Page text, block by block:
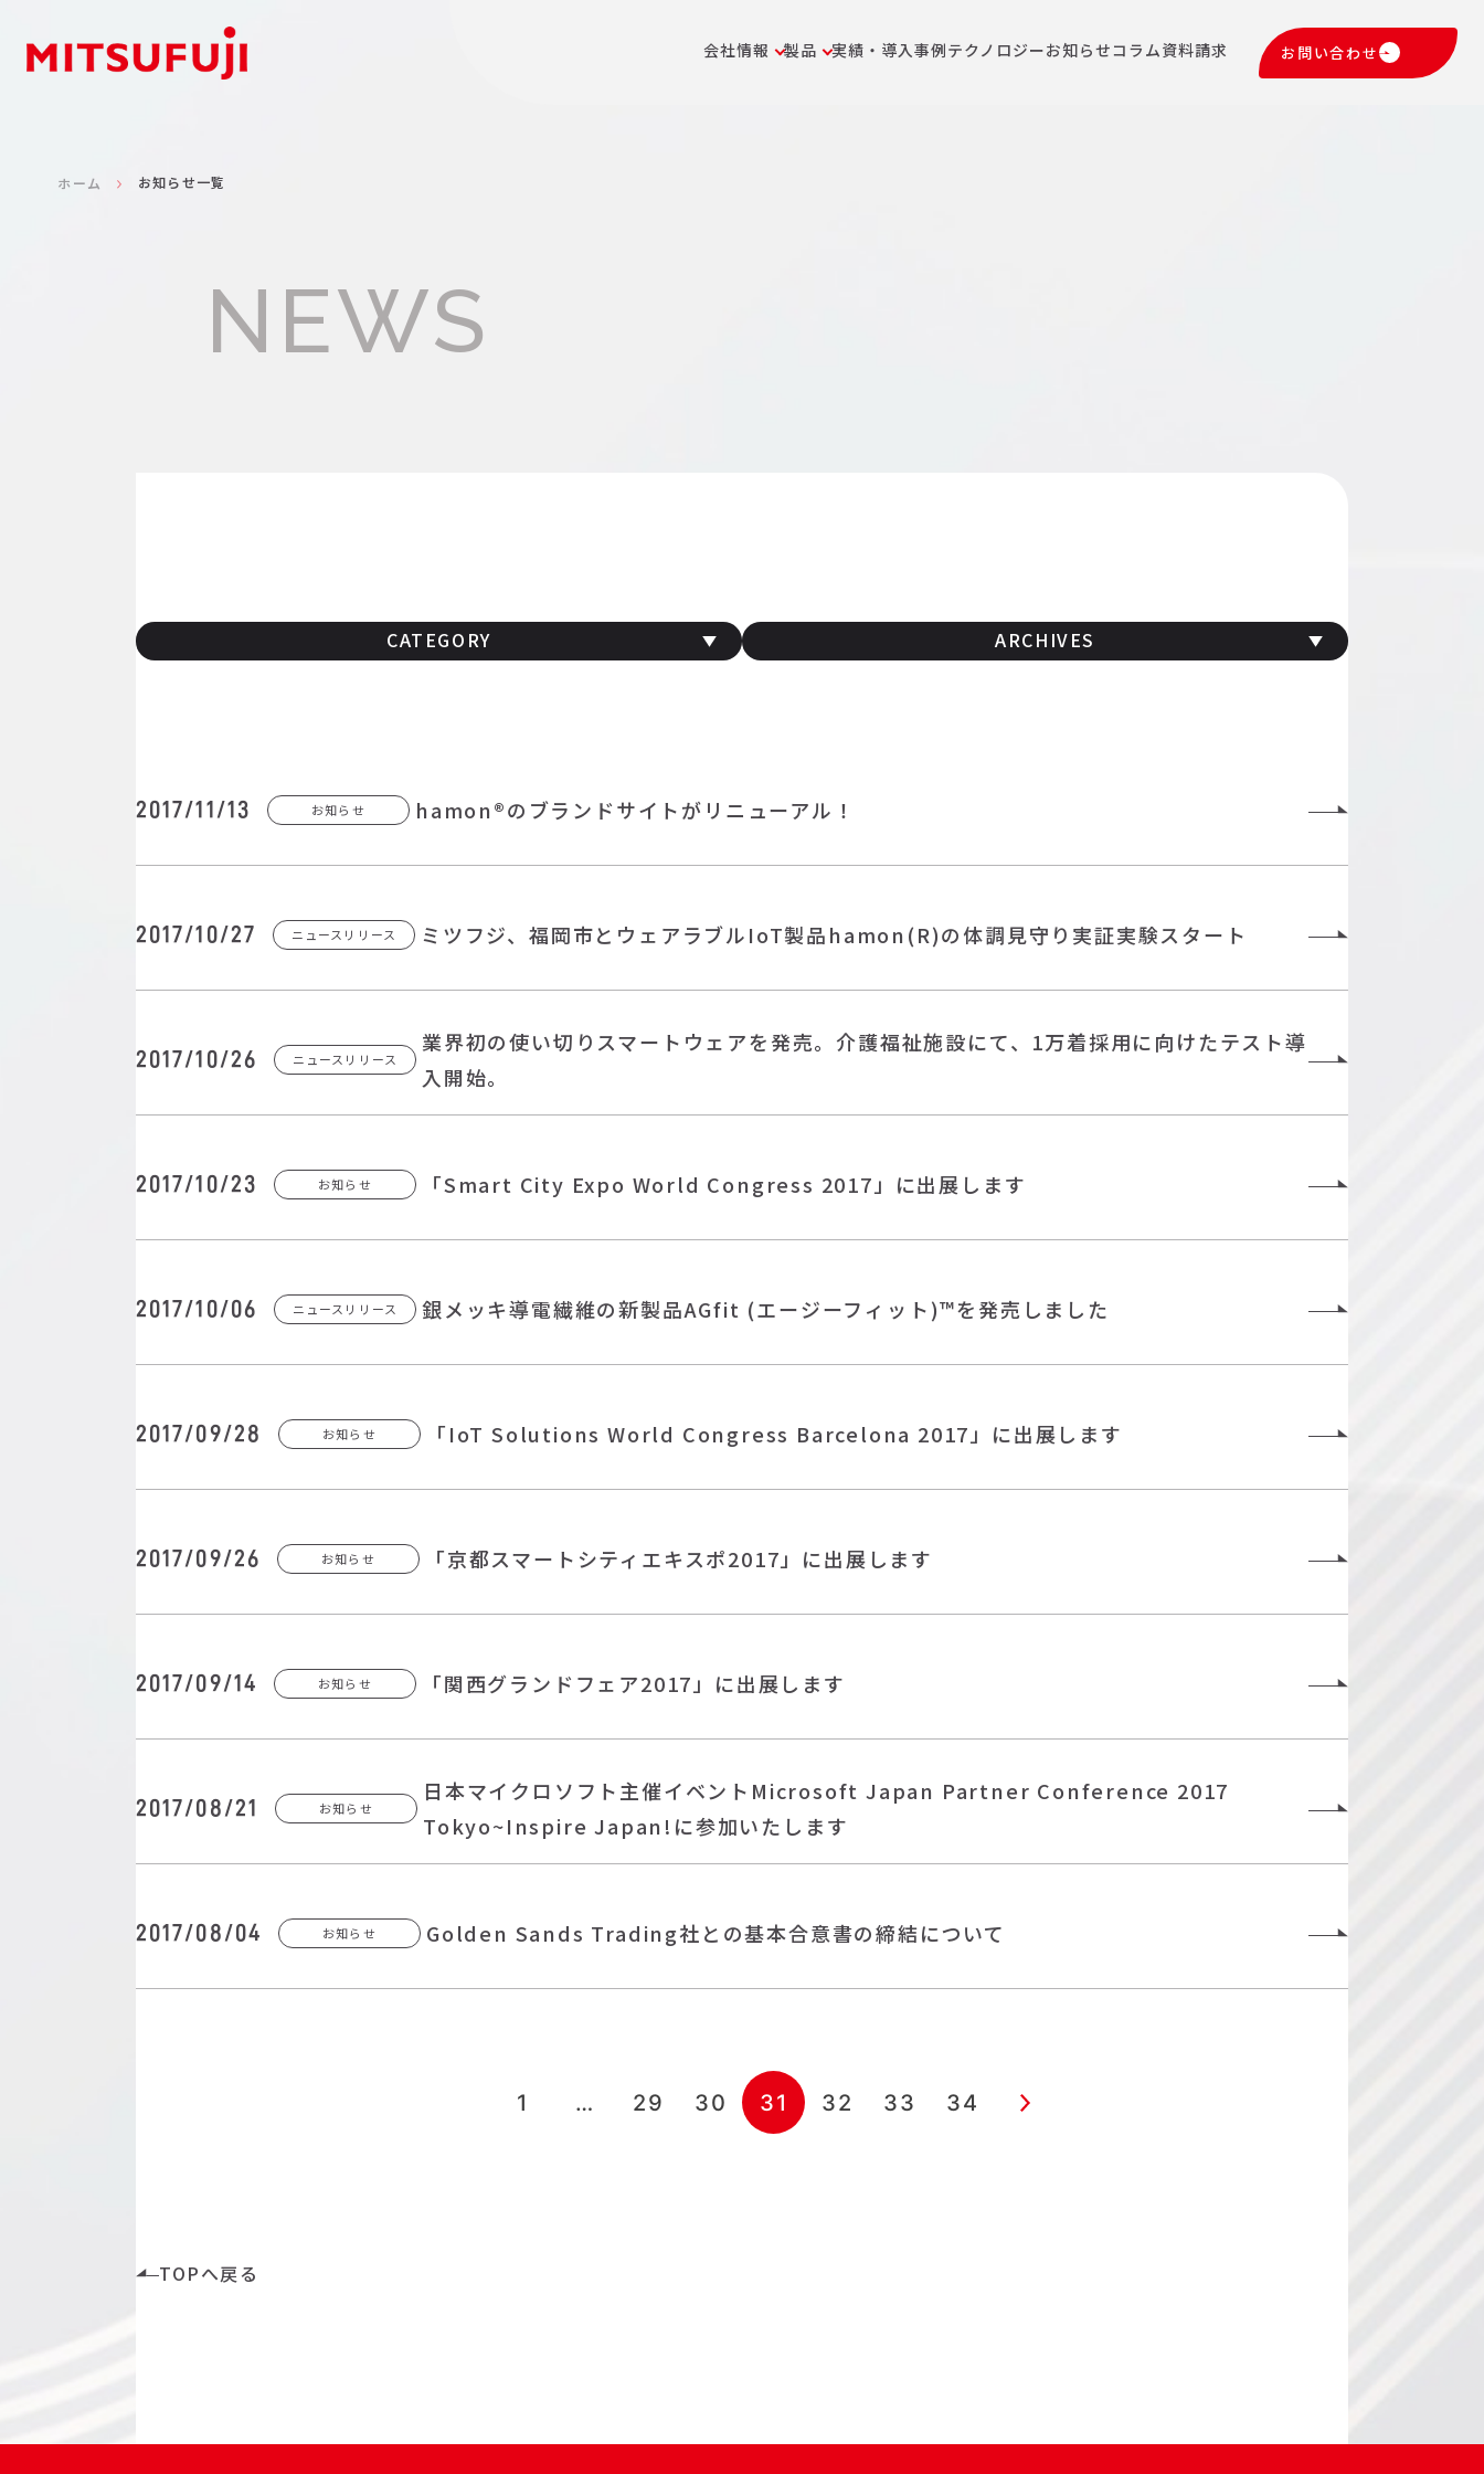
会社情報 製品 実績・導入事例テクノロジーお知らせコラム資料請求 お問い合わせ
ホーム お知らせ一覧
NEWS
CATEGORY ARCHIVES
2017/11/13 お知らせ hamon®のブランドサイトがリニューアル！
2017/10/27 ニュースリリース ミツフジ、福岡市とウェアラブルIoT製品hamon(R)の体調見守り実証実験スタート
2017/10/26 ニュースリリース
業界初の使い切りスマートウェアを発売。介護福祉施設にて、1万着採用に向けたテスト導
入開始。
2017/10/23 お知らせ 「Smart City Expo World Congress 2017」に出展します
2017/10/06 ニュースリリース 銀メッキ導電繊維の新製品AGfit (エージーフィット)™を発売しました
2017/09/28 お知らせ 「IoT Solutions World Congress Barcelona 2017」に出展します
2017/09/26 お知らせ 「京都スマートシティエキスポ2017」に出展します
2017/09/14 お知らせ 「関西グランドフェア2017」に出展します
2017/08/21 お知らせ
日本マイクロソフト主催イベントMicrosoft Japan Partner Conference 2017
Tokyo~Inspire Japan!に参加いたします
2017/08/04 お知らせ Golden Sands Trading社との基本合意書の締結について
1 … 29 30 31 32 33 34
TOPへ戻る